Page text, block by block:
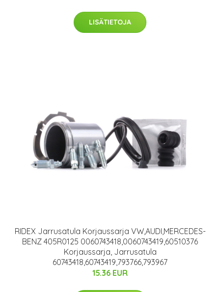
LISÄTIETOJA
RIDEX Jarrusatula Korjaussarja VW,AUDI,MERCEDES-
BENZ 405R0125 0060743418,0060743419,60510376
Korjaussarja, Jarrusatula
60743418,60743419,793766,793967
15.36 EUR